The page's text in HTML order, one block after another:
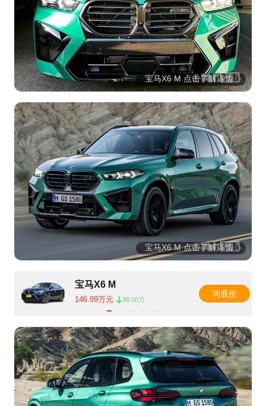
宝马X6 M 点击了解详情
宝马X6 M 点击了解详情
宝马X6 M
146.89万元 38.00万
询底价